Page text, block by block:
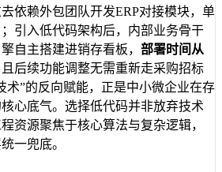
依赖外包团队开发ERP对接模块，单
引入低代码架构后，内部业务骨干
自主搭建进销存看板， 部署时间从
且后续功能调整无需重新走采购招标
术”的反向赋能，正是中小微企业在存
心底气。选择低代码并非放弃技术
资源聚焦于核心算法与复杂逻辑，
一兜底。